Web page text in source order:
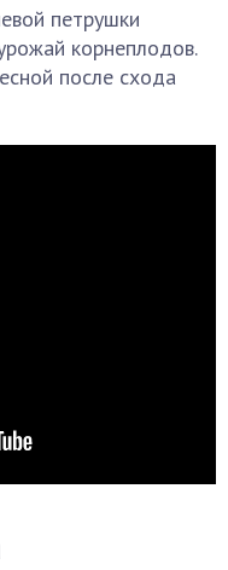
петрушки
корнеплодов.
после схода